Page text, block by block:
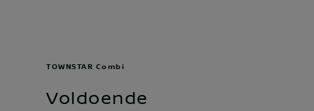
Voldoende
TOWNSTAR Combi